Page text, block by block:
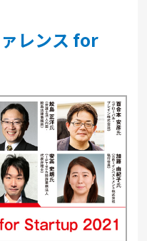
ァレンス for